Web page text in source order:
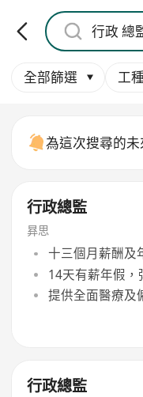
全部篩選 工種
為這次搜尋的
行政總監
昪思
十三個月薪酬及
14天有薪年假，
提供全面醫療及
行政總監